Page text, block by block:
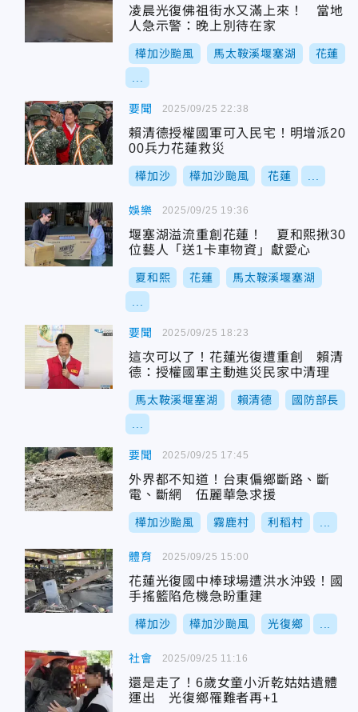
凌晨光復佛祖街水又滿上來！ 當地
人急示警：晚上別待在家
樺加沙颱風 馬太鞍溪堰塞湖 花蓮
要聞
賴清德授權國軍可入民宅！明增派20
00兵力花蓮救災
樺加沙 樺加沙颱風 花蓮
2025/09/25 22:38
娛樂
堰塞湖溢流重創花蓮！ 夏和熙揪30
位藝人「送1卡車物資」獻愛心
夏和熙 花蓮 馬太鞍溪堰塞湖
2025/09/25 19:36
要聞
這次可以了！花蓮光復遭重創 賴清
德：授權國軍主動進災民家中清理
馬太鞍溪堰塞湖 賴清德 國防部長
2025/09/25 18:23
要聞
外界都不知道！台東偏鄉斷路、斷
電、斷網 伍麗華急求援
樺加沙颱風 霧鹿村 利稻村
2025/09/25 17:45
體育
花蓮光復國中棒球場遭洪水沖毀！國
手搖籃陷危機急盼重建
樺加沙 樺加沙颱風 光復鄉
2025/09/25 15:00
社會
還是走了！6歲女童小沂乾姑姑遺體
運出 光復鄉罹難者再+1
2025/09/25 11:16